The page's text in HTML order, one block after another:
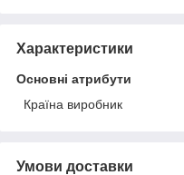
Характеристики
Основні атрибути
Країна виробник
Умови доставки